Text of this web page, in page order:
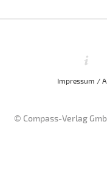
Impressum /
© Compass-Verlag